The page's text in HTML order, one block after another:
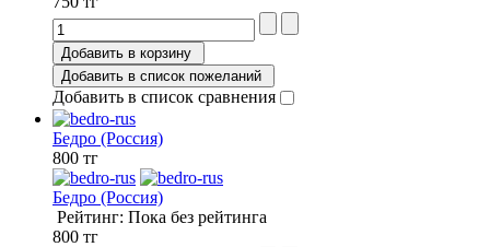
Добавить в корзину
Добавить в список пожеланий
Добавить в список сравнения
Бедро (Россия)
800 тг
Бедро (Россия)
Рейтинг: Пока без рейтинга
800 тг